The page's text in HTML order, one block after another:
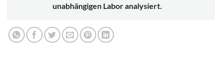
unabhängigen Labor analysiert.